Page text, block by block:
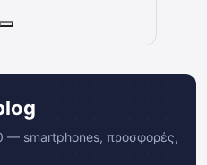
— smartphones, προσφορές,